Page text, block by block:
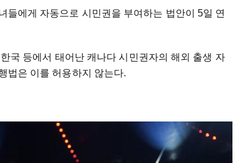
들에게 자동으로 시민권을 부여하는 법안이 5일 연
국 등에서 태어난 캐나다 시민권자의 해외 출생 자
법은 이를 허용하지 않는다.